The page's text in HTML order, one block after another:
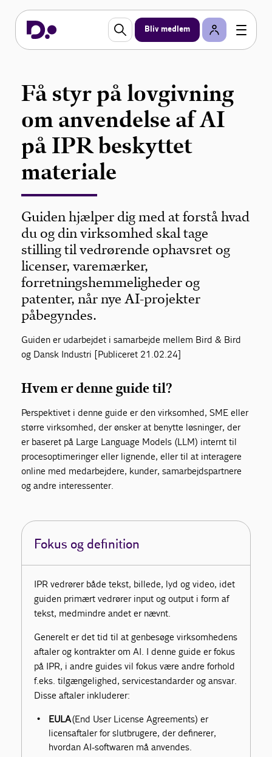
Bliv medlem
Få styr på lovgivning
om anvendelse af AI
på IPR beskyttet
materiale
Guiden hjælper dig med at forstå hvad
du og din virksomhed skal tage
stilling til vedrørende ophavsret og
licenser, varemærker,
forretningshemmeligheder og
patenter, når nye AI-projekter
påbegyndes.
Guiden er udarbejdet i samarbejde mellem Bird & Bird
og Dansk Industri [Publiceret 21.02.24]
Hvem er denne guide til?
Perspektivet i denne guide er den virksomhed, SME eller
større virksomhed, der ønsker at benytte løsninger, der
er baseret på Large Language Models (LLM) internt til
procesoptimeringer eller lignende, eller til at interagere
online med medarbejdere, kunder, samarbejdspartnere
og andre interessenter.
Fokus og definition
IPR vedrører både tekst, billede, lyd og video, idet
guiden primært vedrører input og output i form af
tekst, medmindre andet er nævnt.
Generelt er det tid til at genbesøge virksomhedens
aftaler og kontrakter om AI. I denne guide er fokus
på IPR, i andre guides vil fokus være andre forhold
f.eks. tilgængelighed, servicestandarder og ansvar.
Disse aftaler inkluderer:
EULA(End User License Agreements) er
licensaftaler for slutbrugere, der definerer,
hvordan AI-softwaren må anvendes.